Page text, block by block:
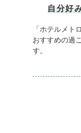
自分好
「ホテルメト
おすすめの過
す。